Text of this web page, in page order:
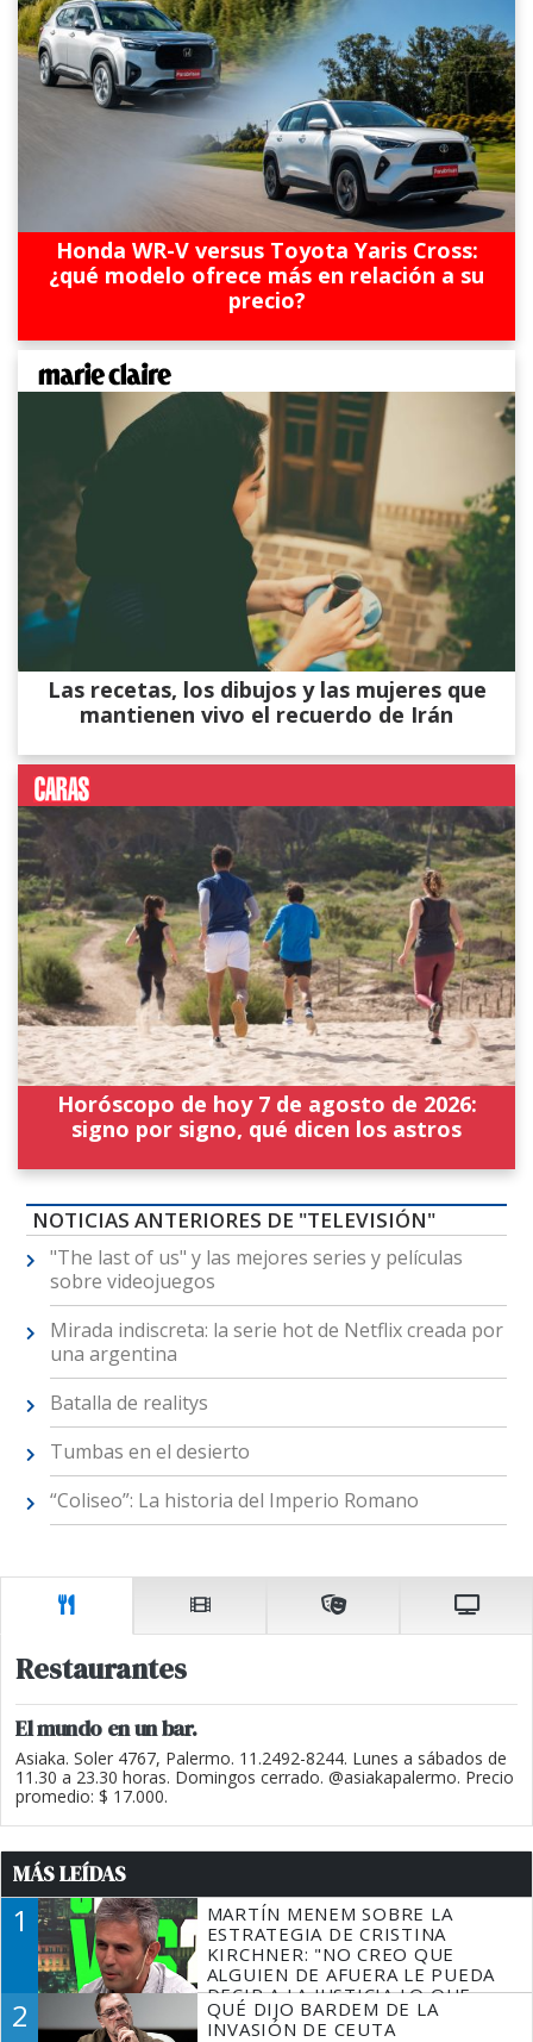
Honda WR-V versus Toyota Yaris Cross:
¿qué modelo ofrece más en relación a su
precio?
Las recetas, los dibujos y las mujeres que
mantienen vivo el recuerdo de Irán
Horóscopo de hoy 7 de agosto de 2026:
signo por signo, qué dicen los astros
NOTICIAS ANTERIORES DE "TELEVISIÓN"
"The last of us" y las mejores series y películas
sobre videojuegos
Mirada indiscreta: la serie hot de Netflix creada por
una argentina
Batalla de realitys
Tumbas en el desierto
“Coliseo”: La historia del Imperio Romano
Restaurantes
El mundo en un bar.
Asiaka. Soler 4767, Palermo. 11.2492-8244. Lunes a sábados de
11.30 a 23.30 horas. Domingos cerrado. @asiakapalermo. Precio
promedio: $ 17.000.
MÁS LEÍDAS
1
MARTÍN MENEM SOBRE LA
ESTRATEGIA DE CRISTINA
KIRCHNER: "NO CREO QUE
ALGUIEN DE AFUERA LE PUEDA
DECIR A LA JUSTICIA LO QUE
TIENE QUE HACER"
2
QUÉ DIJO BARDEM DE LA
INVASIÓN DE CEUTA